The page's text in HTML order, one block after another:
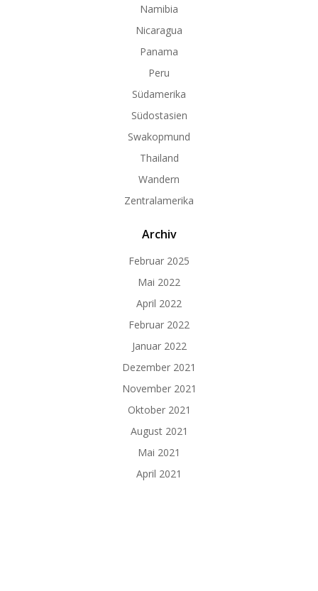
Namibia
Nicaragua
Panama
Peru
Südamerika
Südostasien
Swakopmund
Thailand
Wandern
Zentralamerika
Archiv
Februar 2025
Mai 2022
April 2022
Februar 2022
Januar 2022
Dezember 2021
November 2021
Oktober 2021
August 2021
Mai 2021
April 2021